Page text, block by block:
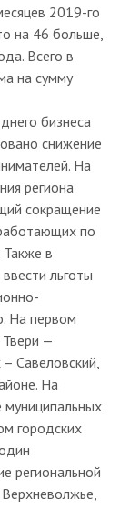
2019-го
на 46 больше,
Всего в
на сумму
бизнеса
снижение
На
региона
сокращение
по
в
льготы
На первом
Твери —
Савеловский,
На
городских
региональной